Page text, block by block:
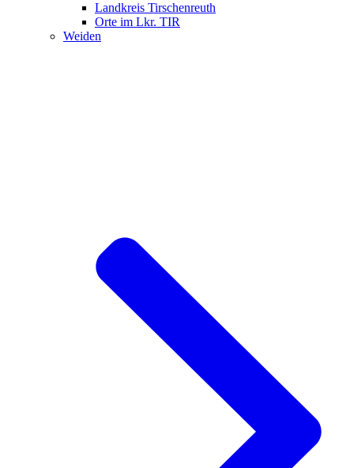
Landkreis Tirschenreuth
Orte im Lkr. TIR
Weiden